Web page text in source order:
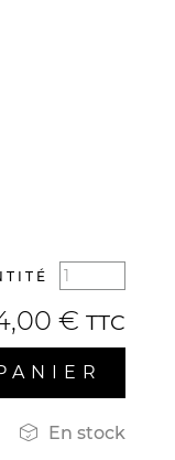
€ TTC
 En stock